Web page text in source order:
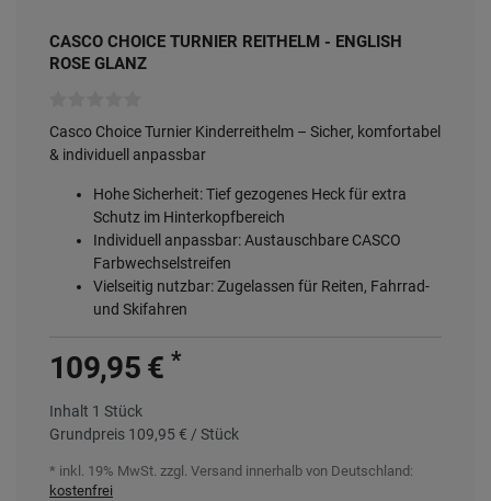
CASCO CHOICE TURNIER REITHELM - ENGLISH
ROSE GLANZ
Casco Choice Turnier Kinderreithelm – Sicher, komfortabel
& individuell anpassbar
Hohe Sicherheit: Tief gezogenes Heck für extra
Schutz im Hinterkopfbereich
Individuell anpassbar: Austauschbare CASCO
Farbwechselstreifen
Vielseitig nutzbar: Zugelassen für Reiten, Fahrrad-
und Skifahren
109,95 € *
Inhalt 1 Stück
Grundpreis 109,95 € / Stück
* inkl. 19% MwSt. zzgl. Versand innerhalb von Deutschland:
kostenfrei